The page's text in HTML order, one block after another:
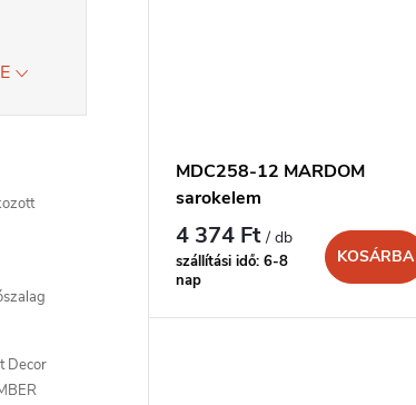
Decor
MDC258-12 MARDOM
sarokelem
4 374 Ft/ db
szállítási idő: 6-8
nap
KOSÁRBA